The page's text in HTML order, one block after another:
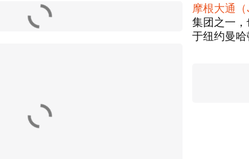
摩根大通（
集团之一
于纽约曼哈